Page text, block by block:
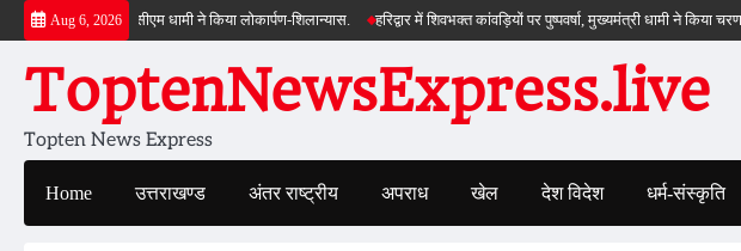
Skip
to
content
Aug 6, 2026
सीएम धामी ने किया लोकार्पण-शिलान्यास. हरिद्वार में शिवभक्त कांवड़ियों पर पुष्पवर्षा, मुख्यमंत्री धामी ने किया चरण प्रक्षालन…
ToptenNewsExpress.live
Topten News Express
Home उत्तराखण्ड अंतर राष्ट्रीय अपराध खेल देश विदेश धर्म-संस्कृति